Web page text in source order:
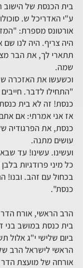
ע"י האדריכל ש.
אורטונס מספרת:
היה צריף. היה לנו
תתארי לך, את הבר
שמה.
וכשעשו את האזכרה
"התחילו לדבר.
כנסת! זה לא בית
אז אני אמרתי: אם
כנסת, את הפרגודיה
עושים מתנה.
ועשינו. עשינו! עד
כל מיני פרודגיות
בכחול עם זהב. ובנו!
כנסת".
הרב הראשי, אורח
בית כנסת במושב בני
ביום שלישי י"ג אלול
הראשי לישראל הרב
אורחה של מועצת